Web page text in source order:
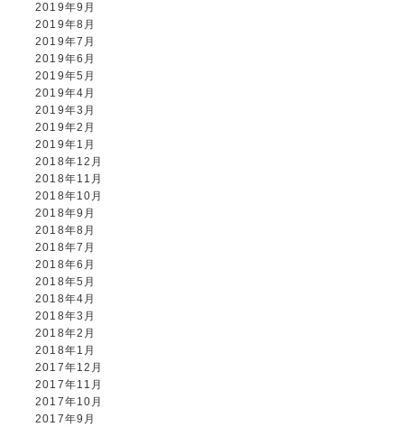
2019年9月
2019年8月
2019年7月
2019年6月
2019年5月
2019年4月
2019年3月
2019年2月
2019年1月
2018年12月
2018年11月
2018年10月
2018年9月
2018年8月
2018年7月
2018年6月
2018年5月
2018年4月
2018年3月
2018年2月
2018年1月
2017年12月
2017年11月
2017年10月
2017年9月